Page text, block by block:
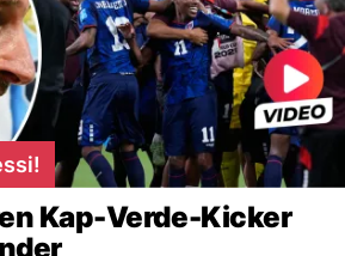
Kap-Verde-Kicker